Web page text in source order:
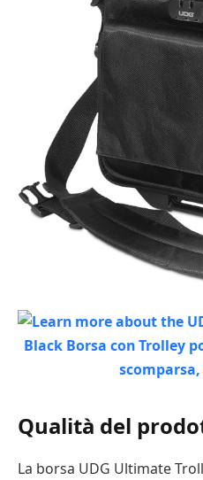
Qualità del
La borsa UDG Ultimate